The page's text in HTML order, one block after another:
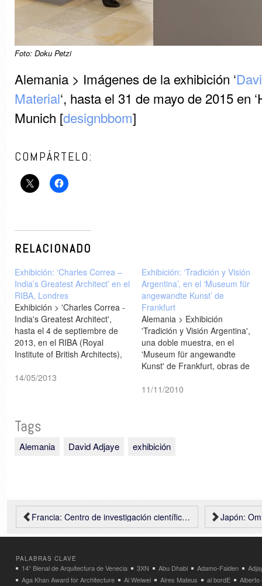
Foto: Doku Petzi
Alemania > Imágenes de la exhibición ‘
Material‘, hasta el 31 de mayo de 2015 en
Munich [designbbom]
COMPÁRTELO:
RELACIONADO
Exhibición: ‘Charles Correa –
India’s Greatest Architect’ en el
RIBA, Londres
Exhibición > 'Charles Correa -
India's Greatest Architect',
hasta el 4 de septiembre de
2013, en el RIBA (Royal
Institute of British Architects),
Adjaye habla sobre la obra de
14/05/2013
Exhibición: ‘Tradición y Visión
Argentina’, en el ‘Museum für
angewandte Kunst’ de
Frankfurt
Alemania > Exhibición
'Tradición y Visión Argentina',
una doble muestra, en el
'Museum für angewandte
Kunst' de Frankfurt, obras de
el 30/01/11 [form]
11/11/2010
Tags
Alemania David Adjaye exhibición
Japón:
Francia: Centro de investigación científica y técnica París Este – Jean-Philippe Pargade
PALABRAS CLAVE
14° Bienal de Arquitectura de Venecia 3XN Abu Dhabi Adamo-Faiden
Aga Khan Award for Architecture
Ai Weiwei Aires Mateus al bordE
Alberto